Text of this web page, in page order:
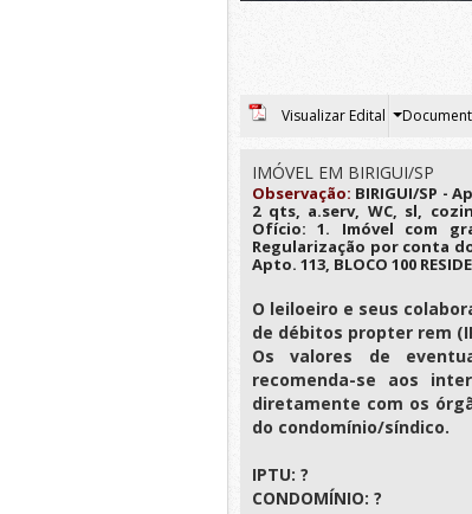
Visualizar Edital
IMÓVEL EM BIRIGUI/SP
Observação: BIRIGUI/SP -
2 qts, a.serv, WC, sl,
Ofício: 1. Imóvel com
Regularização por conta do
Apto. 113, BLOCO 100
O leiloeiro e seus
de débitos propter rem
Os valores de
recomenda-se aos
diretamente com os
do condomínio/síndico.
IPTU: ?
CONDOMÍNIO: ?